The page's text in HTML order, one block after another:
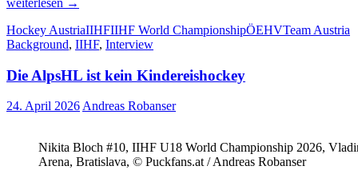
gibt
Vollgas
Hockey AustriaIIHFIIHF World ChampionshipÖEHVTeam Austria
Background, IIHF, Interview
Die AlpsHL ist kein Kindereishockey
24. April 2026 Andreas Robanser
Nikita Bloch #10, IIHF U18 World Championship 2026,
Arena, Bratislava, © Puckfans.at / Andreas Robanser